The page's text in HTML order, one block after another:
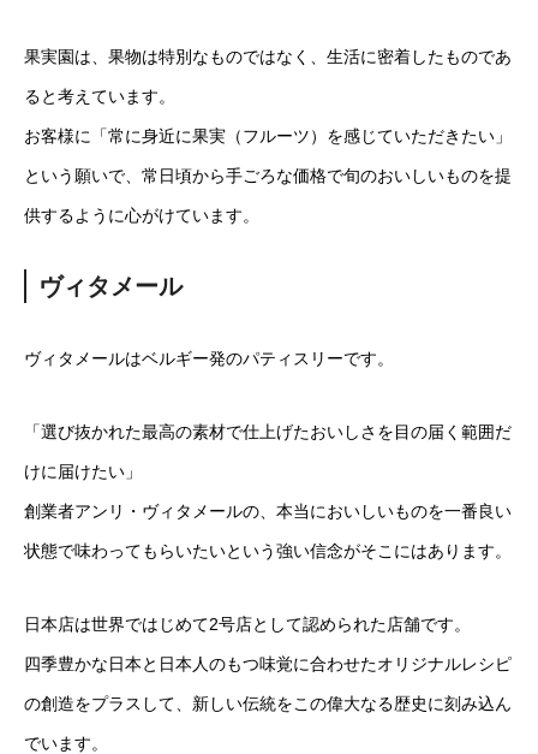
果実園は、果物は特別なものではなく、生活に密着したものであ
ると考えています。
お客様に「常に身近に果実（フルーツ）を感じていただきたい」
という願いで、常日頃から手ごろな価格で旬のおいしいものを提
供するように心がけています。
ヴィタメール
ヴィタメールはベルギー発のパティスリーです。
「選び抜かれた最高の素材で仕上げたおいしさを目の届く範囲だ
けに届けたい」
創業者アンリ・ヴィタメールの、本当においしいものを一番良い
状態で味わってもらいたいという強い信念がそこにはあります。
日本店は世界ではじめて2号店として認められた店舗です。
四季豊かな日本と日本人のもつ味覚に合わせたオリジナルレシピ
の創造をプラスして、新しい伝統をこの偉大なる歴史に刻み込ん
でいます。